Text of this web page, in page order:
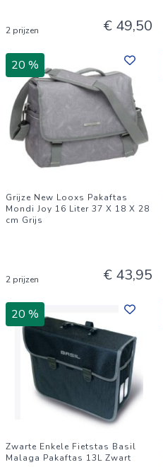
2 prijzen € 49,50
20 %
Grijze New Looxs Pakaftas
Mondi Joy 16 Liter 37 X 18 X 28
cm Grijs
2 prijzen € 43,95
20 %
Zwarte Enkele Fietstas Basil
Malaga Pakaftas 13L Zwart